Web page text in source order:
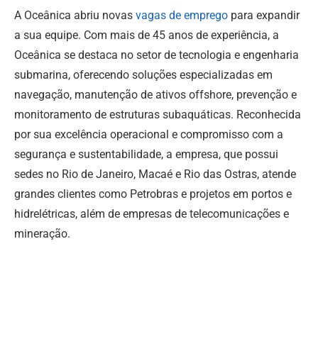
A Oceânica abriu novas vagas de emprego para expandir
a sua equipe. Com mais de 45 anos de experiência, a
Oceânica se destaca no setor de tecnologia e engenharia
submarina, oferecendo soluções especializadas em
navegação, manutenção de ativos offshore, prevenção e
monitoramento de estruturas subaquáticas. Reconhecida
por sua excelência operacional e compromisso com a
segurança e sustentabilidade, a empresa, que possui
sedes no Rio de Janeiro, Macaé e Rio das Ostras, atende
grandes clientes como Petrobras e projetos em portos e
hidrelétricas, além de empresas de telecomunicações e
mineração.